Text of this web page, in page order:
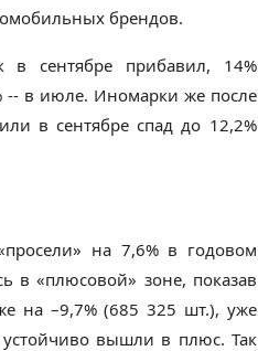
брендов.
в сентябре прибавил, 14%
-- в июле. Иномарки же после
в сентябре спад до 12,2%
на 7,6% в годовом
в «плюсовой» зоне, показав
на –9,7% (685 325 шт.), уже
вышли в плюс. Так